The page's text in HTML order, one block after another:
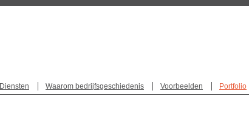
Diensten Waarom bedrijfsgeschiedenis Voorbeelden
Portfolio